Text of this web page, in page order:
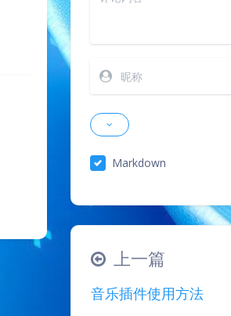
Markdown
上一篇
音乐插件使用方法